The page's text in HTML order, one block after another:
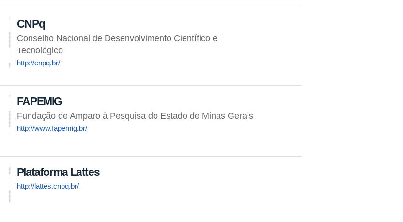
CNPq
Conselho Nacional de Desenvolvimento Científico e
Tecnológico
http://cnpq.br/
FAPEMIG
Fundação de Amparo à Pesquisa do Estado de Minas Gerais
http://www.fapemig.br/
Plataforma Lattes
http://lattes.cnpq.br/